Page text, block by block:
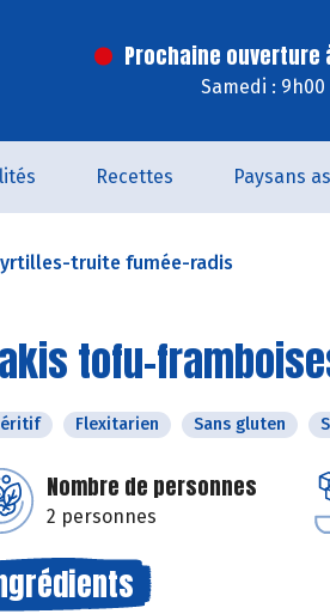
Prochaine ouverture
Samedi : 9h00
Recettes Paysans
truite fumée-radis
tofu-
Flexitarien Sans gluten
Nombre de personnes
2 personnes